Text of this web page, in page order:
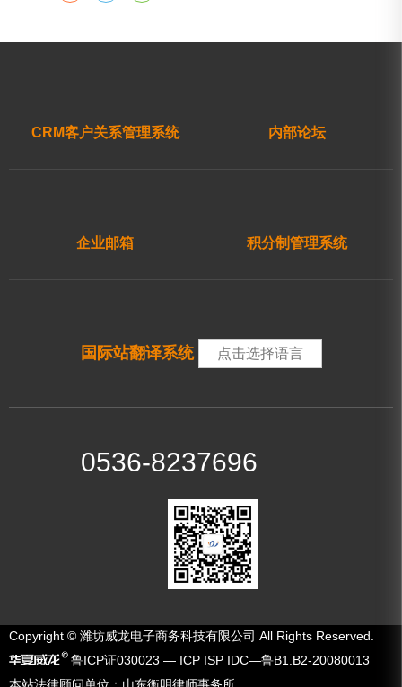
CRM客户关系管理系统 内部论坛
企业邮箱 积分制管理系统
国际站翻译系统 点击选择语言
0536-8237696
Copyright © 潍坊威龙电子商务科技有限公司 All Rights Reserved.
鲁ICP证030023 — ICP ISP IDC—鲁B1.B2-20080013
本站法律顾问单位：山东衡明律师事务所